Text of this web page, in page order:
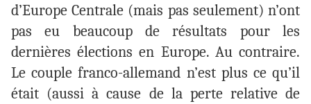
d’Europe Centrale (mais pas seulement) n’ont
pas eu beaucoup de résultats pour les
dernières élections en Europe. Au contraire.
Le couple franco-allemand n’est plus ce qu’il
était (aussi à cause de la perte relative de